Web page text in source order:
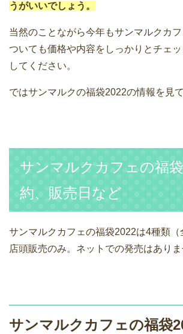
うがいいでしょう。
当然のことながら今年もサンマルクカ
ついても価格や内容をしっかりとチェ
してください。
ではサンマルクの福袋2022の情報を見て
サンマルクカフェの福
約、販売日など
サンマルクカフェの福袋2022は4種類（
店頭販売のみ。ネットでの発売はありま
サンマルクカフェの福袋